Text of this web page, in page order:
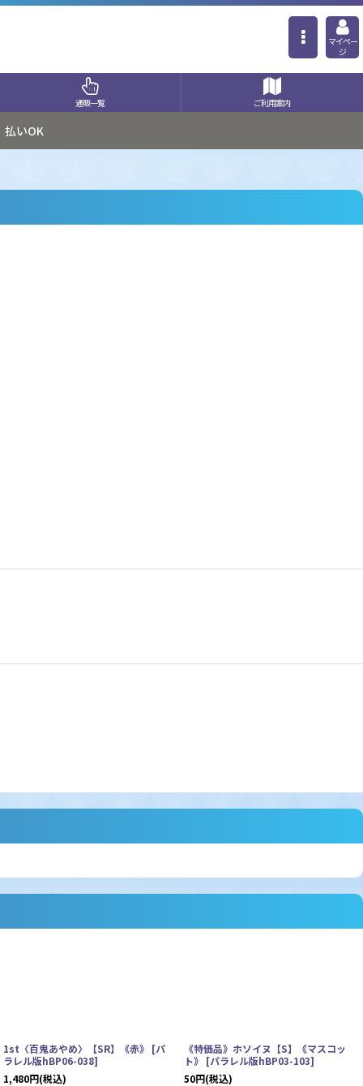
マイペー
ジ
通販一覧 ご利用案内
払いOK
1st〈百鬼あやめ〉【SR】《赤》 [パ
ラレル版hBP06-038]
1,480円(税込)
《特価品》ホソイヌ【S】《マスコッ
ト》 [パラレル版hBP03-103]
50円(税込)